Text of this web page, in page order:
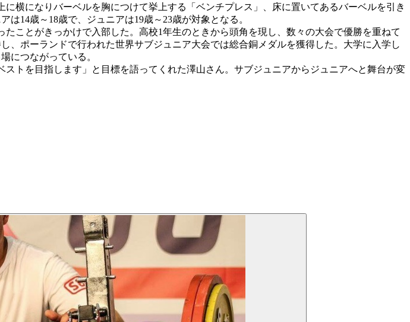
横になりバーベルを胸につけて挙上する「ベンチプレス」、床に置いてあるバーベルを引き
14歳～18歳で、ジュニアは19歳～23歳が対象となる。
ことがきっかけで入部した。高校1年生のときから頭角を現し、数々の大会で優勝を重ねて
、ポーランドで行われた世界サブジュニア大会では総合銅メダルを獲得した。大学に入学し
につながっている。
トを目指します」と目標を語ってくれた澤山さん。サブジュニアからジュニアへと舞台が変